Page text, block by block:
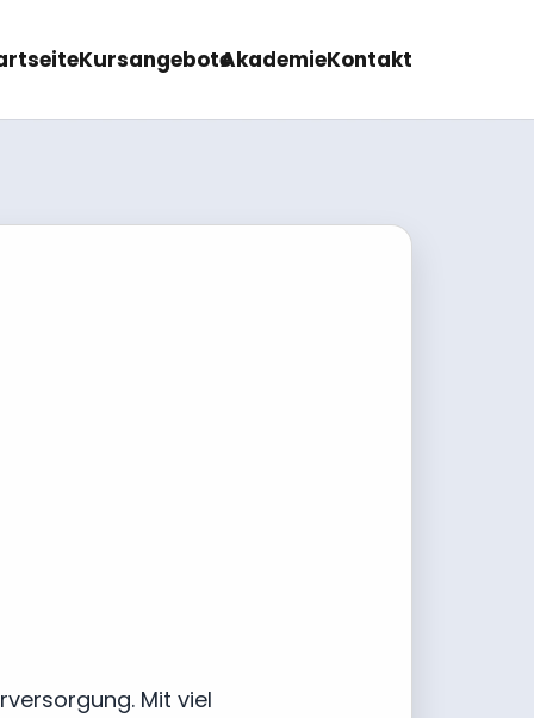
KursangeboteAkademieKontakt
Mit viel